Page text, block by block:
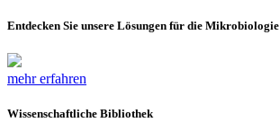
Entdecken Sie unsere Lösungen für die Mikrobiologie
mehr erfahren
Wissenschaftliche Bibliothek